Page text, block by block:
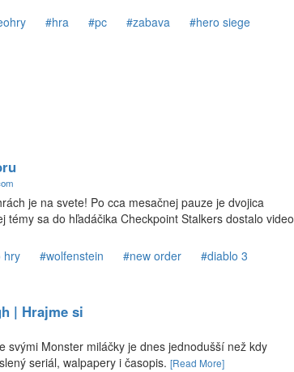
#hra #pc #zabava
#hero siege
je na svete! Po cca mesačnej pauze je dvojica
sa do hľadáčika Checkpoint Stalkers dostalo video
hry #wolfenstein #new order
#diablo 3
| Hrajme si
svými Monster miláčky je dnes jednodušší než kdy
seriál, walpapery i časopis. [Read More]